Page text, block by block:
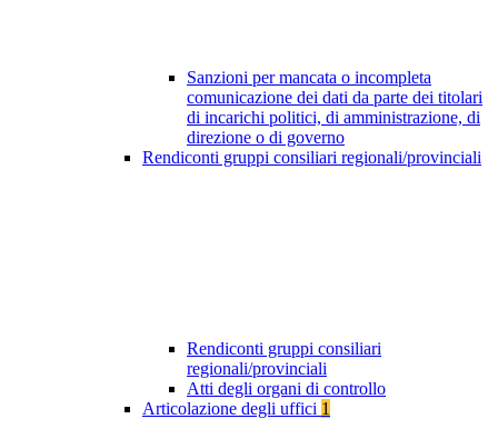
Sanzioni per mancata o incompleta
comunicazione dei dati da parte dei titolari
di incarichi politici, di amministrazione, di
direzione o di governo
Rendiconti gruppi consiliari regionali/provinciali
Rendiconti gruppi consiliari
regionali/provinciali
Atti degli organi di controllo
Articolazione degli uffici 1